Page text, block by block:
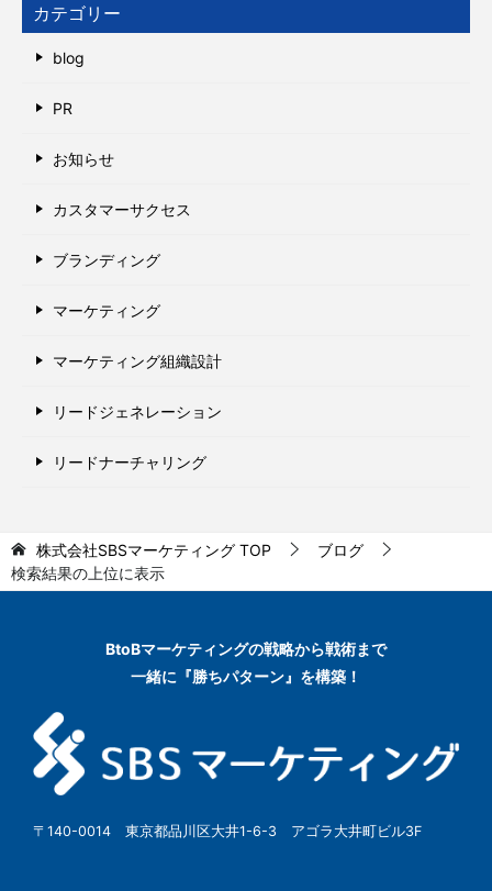
カテゴリー
blog
PR
お知らせ
カスタマーサクセス
ブランディング
マーケティング
マーケティング組織設計
リードジェネレーション
リードナーチャリング
株式会社SBSマーケティング TOP
ブログ
検索結果の上位に表示
BtoBマーケティングの戦略から戦術まで
一緒に『勝ちパターン』を構築！
〒140-0014 東京都品川区大井1-6-3 アゴラ大井町ビル3F